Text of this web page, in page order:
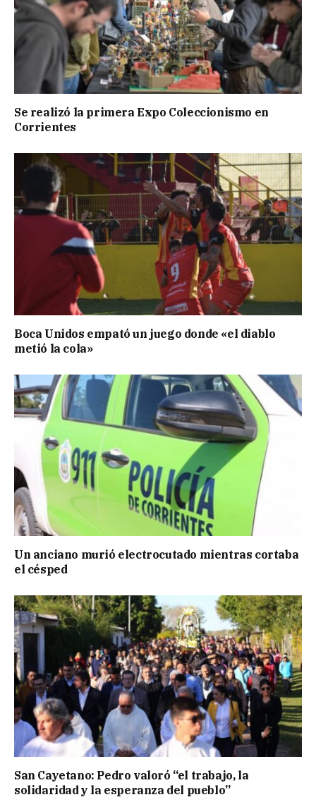
Se realizó la primera Expo Coleccionismo en
Corrientes
Boca Unidos empató un juego donde «el diablo
metió la cola»
Un anciano murió electrocutado mientras cortaba
el césped
San Cayetano: Pedro valoró “el trabajo, la
solidaridad y la esperanza del pueblo”